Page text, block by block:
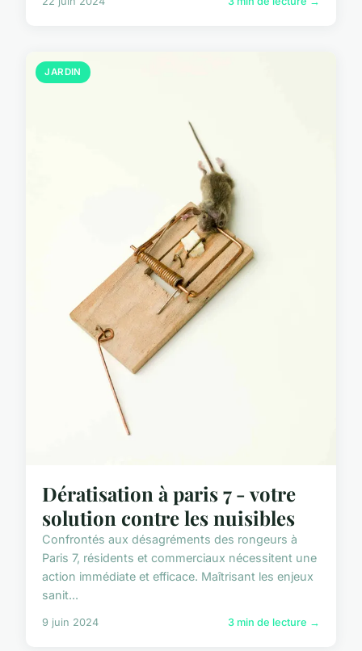
JARDIN
Dératisation à paris 7 - votre
solution contre les nuisibles
Confrontés aux désagréments des rongeurs à
Paris 7, résidents et commerciaux nécessitent une
action immédiate et efficace. Maîtrisant les enjeux
sanit...
9 juin 2024 3 min de lecture →